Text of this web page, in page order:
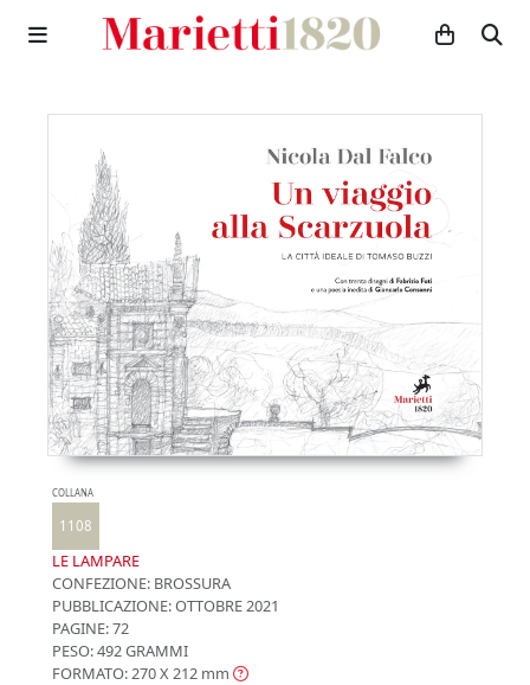
COLLANA
1108
LE LAMPARE
CONFEZIONE: BROSSURA
PUBBLICAZIONE:OTTOBRE 2021
PAGINE: 72
PESO: 492 GRAMMI
FORMATO: 270 X 212 mm